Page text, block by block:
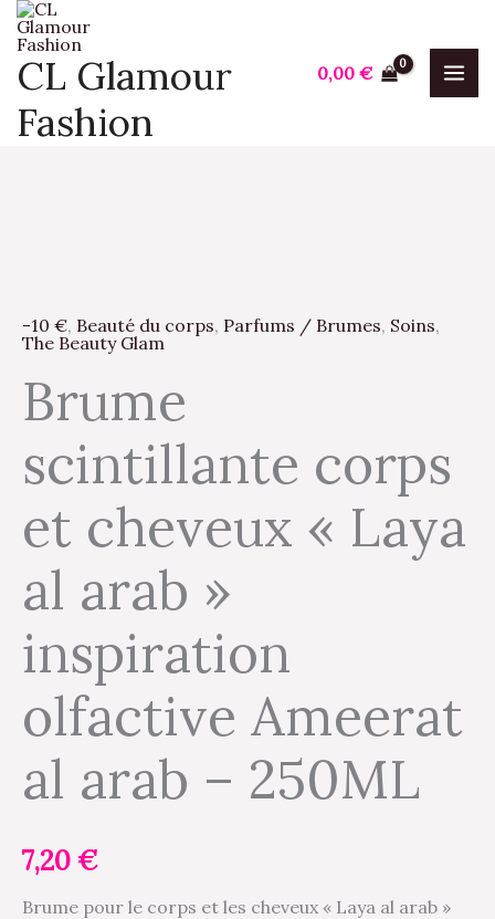
Aller
au
contenu
CL Glamour
Fashion
0,00€
-10 €, Beauté du corps, Parfums / Brumes, Soins,
The Beauty Glam
Brume
scintillante corps
et cheveux « Laya
al arab »
inspiration
olfactive Ameerat
al arab – 250ML
7,20€
Brume pour le corps et les cheveux « Laya al arab »
scintillante
et
cheveux
"Laya
al
arab"
inspiration
olfactive
Ameerat
al
-